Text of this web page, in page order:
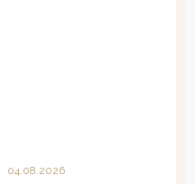
04.08.2026